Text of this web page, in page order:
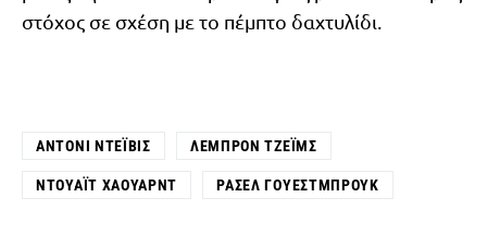
στόχος σε σχέση με το πέμπτο δαχτυλίδι.
ΆΝΤΟΝΙ ΝΤΈΙΒΙΣ ΛΕΜΠΡΌΝ ΤΖΈΙΜΣ
ΝΤΟΥΆΙΤ ΧΆΟΥΑΡΝΤ ΡΆΣΕΛ ΓΟΥΈΣΤΜΠΡΟΥΚ